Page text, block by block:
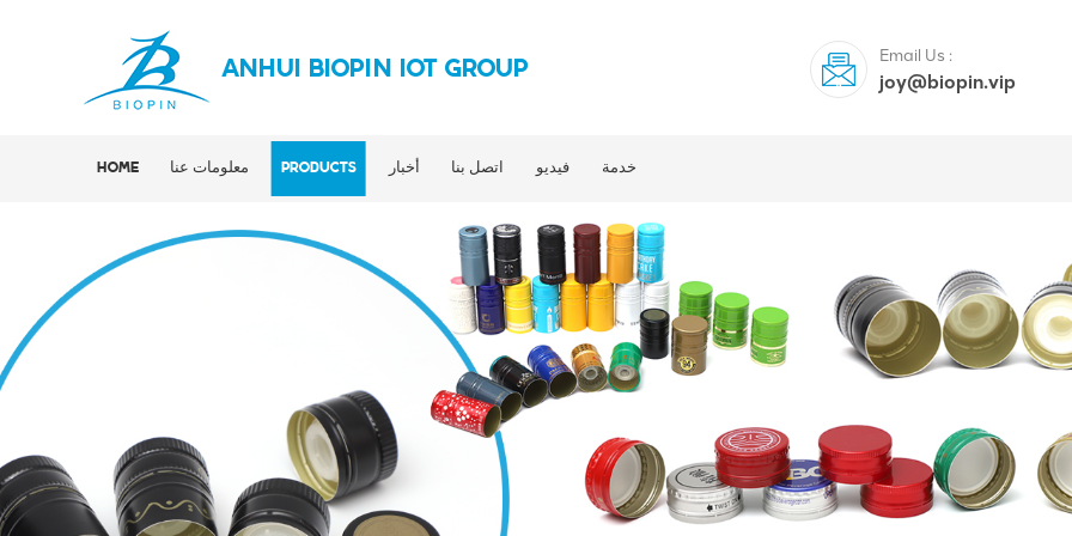
ANHUI BIOPIN IOT GROUP
Email Us :
joy@biopin.vip
HOME معلومات عنا PRODUCTS أخبار اتصل بنا فيديو خدمة